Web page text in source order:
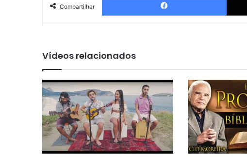
Compartilhar
Vídeos relacionados